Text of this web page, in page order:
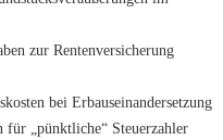
zur Rentenversicherung
bei Erbauseinandersetzung
für „pünktliche“ Steuerzahler